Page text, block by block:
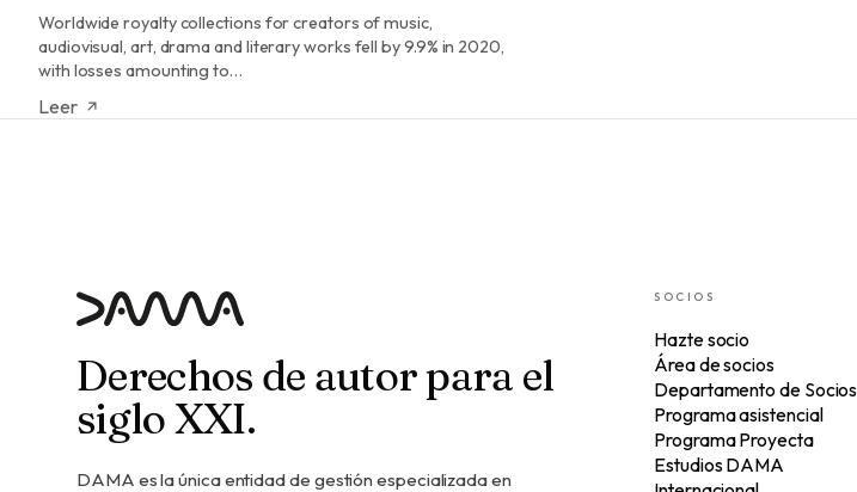
Worldwide royalty collections for creators of music,
audiovisual, art, drama and literary works fell by 9.9% in 2020,
with losses amounting to…
Leer
Derechos de autor para el
siglo XXI.
DAMA es la única entidad de gestión especializada en
SOCIOS
Hazte socio
Área de socios
Departamento de Socios
Programa asistencial
Programa Proyecta
Estudios DAMA